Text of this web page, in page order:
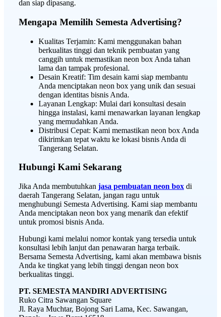
dan siap dipasang.
Mengapa Memilih Semesta Advertising?
Kualitas Terjamin: Kami menggunakan bahan
berkualitas tinggi dan teknik pembuatan yang
canggih untuk memastikan neon box Anda tahan
lama dan tampak profesional.
Desain Kreatif: Tim desain kami siap membantu
Anda menciptakan neon box yang unik dan sesuai
dengan identitas bisnis Anda.
Layanan Lengkap: Mulai dari konsultasi desain
hingga instalasi, kami menawarkan layanan lengkap
yang memudahkan Anda.
Distribusi Cepat: Kami memastikan neon box Anda
dikirimkan tepat waktu ke lokasi bisnis Anda di
Tangerang Selatan.
Hubungi Kami Sekarang
Jika Anda membutuhkan jasa pembuatan neon box di
daerah Tangerang Selatan, jangan ragu untuk
menghubungi Semesta Advertising. Kami siap membantu
Anda menciptakan neon box yang menarik dan efektif
untuk promosi bisnis Anda.
Hubungi kami melalui nomor kontak yang tersedia untuk
konsultasi lebih lanjut dan penawaran harga terbaik.
Bersama Semesta Advertising, kami akan membawa bisnis
Anda ke tingkat yang lebih tinggi dengan neon box
berkualitas tinggi.
PT. SEMESTA MANDIRI ADVERTISING
Ruko Citra Sawangan Square
Jl. Raya Muchtar, Bojong Sari Lama, Kec. Sawangan,